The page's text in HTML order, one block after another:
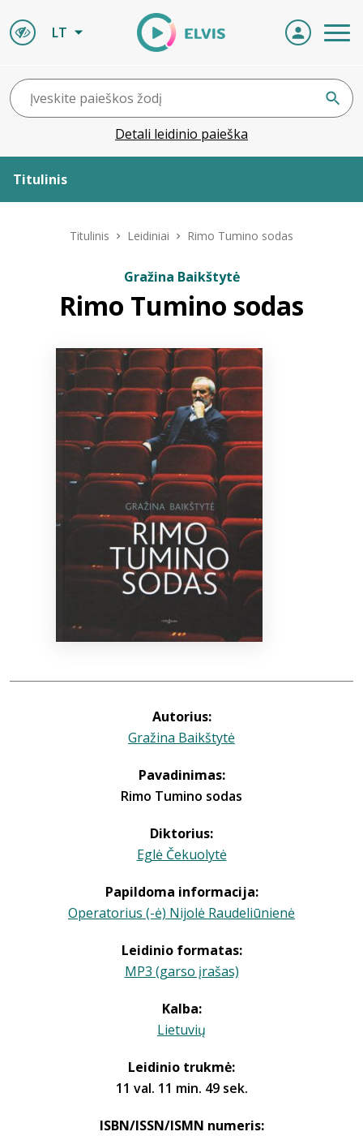
LT
Detali leidinio paieška
Titulinis
ELVIS atvyksta
Bibliotekoms
Titulinis Leidiniai Rimo Tumino sodas
Gražina Baikštytė
Rimo Tumino sodas
Autorius:
Gražina Baikštytė
Pavadinimas:
Rimo Tumino sodas
Diktorius:
Eglė Čekuolytė
Papildoma informacija:
Operatorius (-ė) Nijolė Raudeliūnienė
Leidinio formatas:
MP3 (garso įrašas)
Kalba:
Lietuvių
Leidinio trukmė:
11 val. 11 min. 49 sek.
ISBN/ISSN/ISMN numeris: